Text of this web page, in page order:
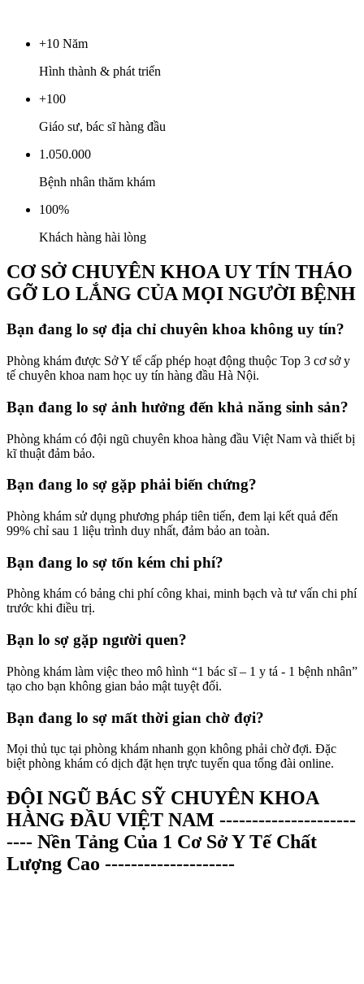
+10 Năm
Hình thành & phát triển
+100
Giáo sư, bác sĩ hàng đầu
1.050.000
Bệnh nhân thăm khám
100%
Khách hàng hài lòng
CƠ SỞ CHUYÊN KHOA UY TÍN THÁO
GỠ LO LẮNG CỦA MỌI NGƯỜI BỆNH
Bạn đang lo sợ địa chỉ chuyên khoa không uy tín?
Phòng khám được Sở Y tế cấp phép hoạt động thuộc Top 3 cơ sở y
tế chuyên khoa nam học uy tín hàng đầu Hà Nội.
Bạn đang lo sợ ảnh hưởng đến khả năng sinh sản?
Phòng khám có đội ngũ chuyên khoa hàng đầu Việt Nam và thiết bị
kĩ thuật đảm bảo.
Bạn đang lo sợ gặp phải biến chứng?
Phòng khám sử dụng phương pháp tiên tiến, đem lại kết quả đến
99% chỉ sau 1 liệu trình duy nhất, đảm bảo an toàn.
Bạn đang lo sợ tốn kém chi phí?
Phòng khám có bảng chi phí công khai, minh bạch và tư vấn chi phí
trước khi điều trị.
Bạn lo sợ gặp người quen?
Phòng khám làm việc theo mô hình “1 bác sĩ – 1 y tá - 1 bệnh nhân”
tạo cho bạn không gian bảo mật tuyệt đối.
Bạn đang lo sợ mất thời gian chờ đợi?
Mọi thủ tục tại phòng khám nhanh gọn không phải chờ đợi. Đặc
biệt phòng khám có dịch đặt hẹn trực tuyến qua tổng đài online.
ĐỘI NGŨ BÁC SỸ CHUYÊN KHOA
HÀNG ĐẦU VIỆT NAM ---------------------
---- Nền Tảng Của 1 Cơ Sở Y Tế Chất
Lượng Cao --------------------